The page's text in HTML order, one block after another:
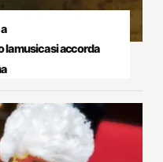
la musica si accorda